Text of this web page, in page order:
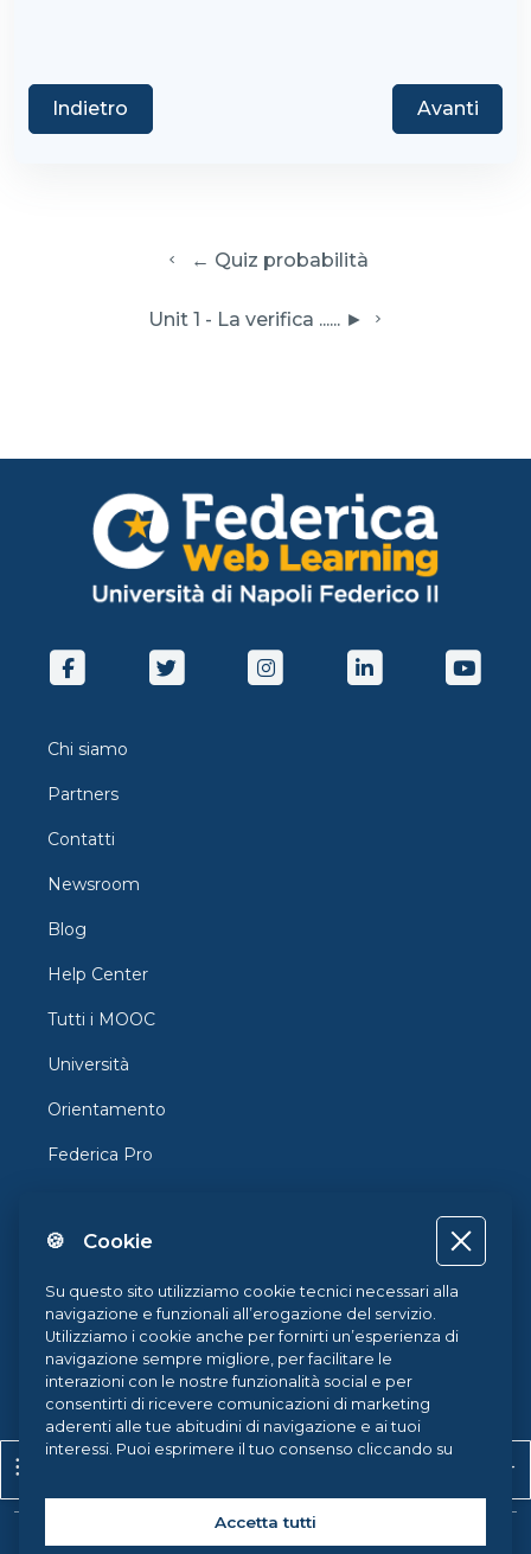
Apri indice del corso
Indietro Avanti
  ← Quiz probabilità
Unit 1 - La verifica ...... ►
Chi siamo
Partners
Contatti
Newsroom
Blog
Help Center
Tutti i MOOC
Università
Orientamento
Federica Pro
Federica Coursera
Accessibilità
Privacy
Termini e Condizioni
Cookie Policy
🍪 Cookie
Su questo sito utilizziamo cookie tecnici necessari alla
navigazione e funzionali all’erogazione del servizio.
Utilizziamo i cookie anche per fornirti un’esperienza di
navigazione sempre migliore, per facilitare le
interazioni con le nostre funzionalità social e per
consentirti di ricevere comunicazioni di marketing
aderenti alle tue abitudini di navigazione e ai tuoi
interessi. Puoi esprimere il tuo consenso cliccando su
tue preferenze accedendo al nostro
Accetta tutti